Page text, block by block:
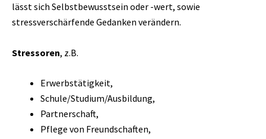
lässt sich Selbstbewusstsein oder -wert, sowie
stressverschärfende Gedanken verändern.
Stressoren, z.B.
Erwerbstätigkeit,
Schule/Studium/Ausbildung,
Partnerschaft,
Pflege von Freundschaften,